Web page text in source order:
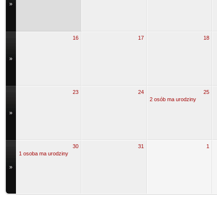
»
»
16 17 18
»
23 24
25
2 osób ma urodziny
»
30
1 osoba ma urodziny
31 1